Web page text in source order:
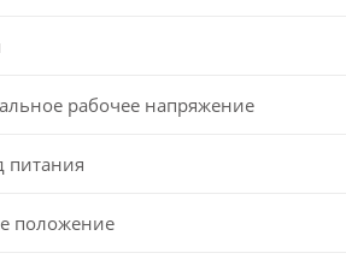
рабочее напряжение
питания
положение